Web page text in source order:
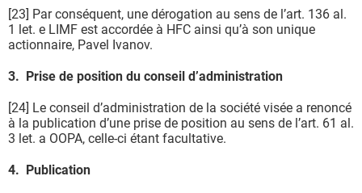
[23] Par conséquent, une dérogation au sens de l’art. 136 al.
1 let. e LIMF est accordée à HFC ainsi qu’à son unique
actionnaire, Pavel Ivanov.
3. Prise de position du conseil d’administration
[24] Le conseil d’administration de la société visée a renoncé
à la publication d’une prise de position au sens de l’art. 61 al.
3 let. a OOPA, celle-ci étant facultative.
4. Publication